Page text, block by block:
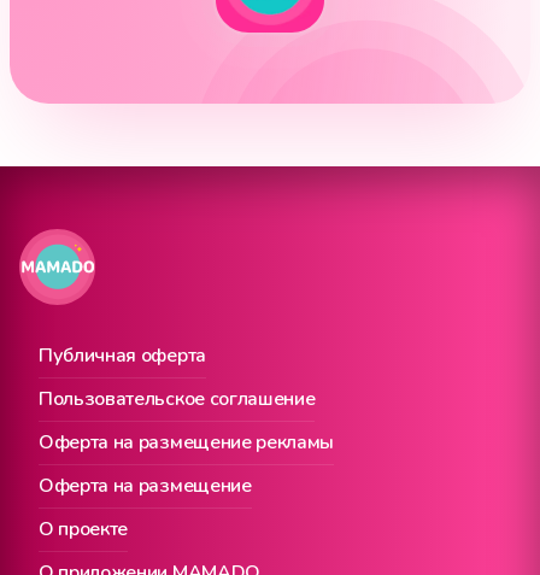
Публичная оферта
О проекте
Пользовательское соглашение
Оферта на размещение рекламы
Оферта на размещение